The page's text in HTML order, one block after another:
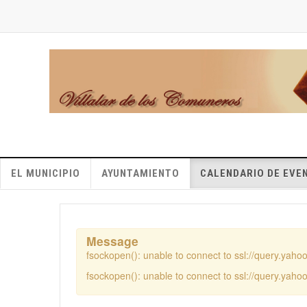
EL MUNICIPIO AYUNTAMIENTO CALENDARIO DE
Message
fsockopen(): unable to connect to ssl://
fsockopen(): unable to connect to ssl://